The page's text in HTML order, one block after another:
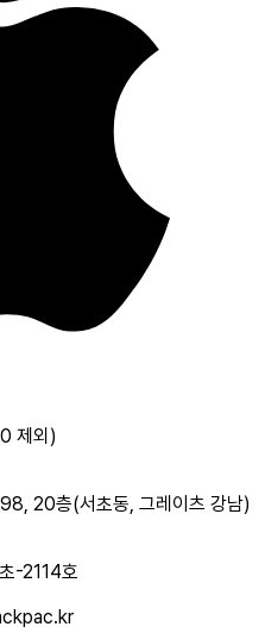
제외)
20층(서초동, 그레이츠 강남)
-2114호